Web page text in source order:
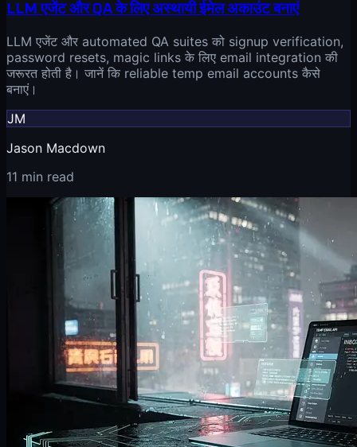
LLM एजेंट और QA के लिए अस्थायी ईमेल अकाउंट बनाएं
LLM एजेंट और automated QA suites को signup verification,
password resets, magic links के लिए email integration की
जरूरत होती है। जानें कि reliable temp email accounts कैसे
बनाएं।
JM
Jason Macdown
11 min read